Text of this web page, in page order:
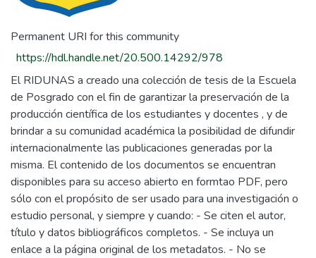
Permanent URI for this community
https://hdl.handle.net/20.500.14292/978
El RIDUNAS a creado una colección de tesis de la Escuela
de Posgrado con el fin de garantizar la preservación de la
producción científica de los estudiantes y docentes , y de
brindar a su comunidad académica la posibilidad de difundir
internacionalmente las publicaciones generadas por la
misma. El contenido de los documentos se encuentran
disponibles para su acceso abierto en formtao PDF, pero
sólo con el propósito de ser usado para una investigación o
estudio personal, y siempre y cuando: - Se citen el autor,
título y datos bibliográficos completos. - Se incluya un
enlace a la página original de los metadatos. - No se